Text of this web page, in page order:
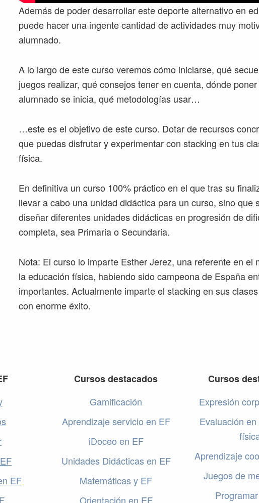
Además de poder desarrollar este deporte alternativo en
puede hacer una ingente cantidad de actividades muy
alumnado.
A lo largo de este curso veremos cómo iniciarse, qué
juegos realizar, qué consejos tener en cuenta, dónde
alumnado se inicia, qué metodologías usar…
…este es el objetivo de este curso. Dotar de recursos
que puedas disfrutar y experimentar con stacking en tus
física.
En definitiva un curso 100% práctico en el que tras su
llevar a cabo una unidad didáctica para un curso, sino que
diseñar diferentes unidades didácticas en progresión de
completa, sea Primaria o Secundaria.
Nota: El curso lo imparte Esther Jerez, una referente en el
la educación física, habiendo sido campeona de España
importantes. Actualmente imparte el stacking en sus
con enorme éxito.
EF
Cursos destacados
Gamificación
Aprendizaje servicio en EF
iDoceo en EF
Unidades Didácticas en EF
Matemáticas y EF
Orientación en EF
Cursos
Expresión
Evaluación
Aprendizaje
Juegos de